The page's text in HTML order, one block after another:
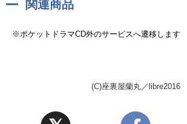
関連商品
※ポケットドラマCD外のサービスへ遷移します
(C)座裏屋蘭丸／libre2016